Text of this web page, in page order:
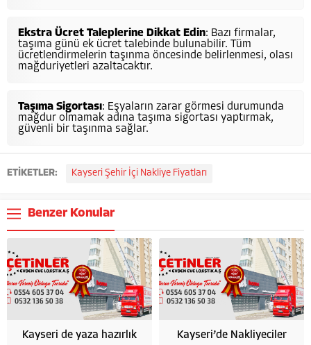
Ekstra Ücret Taleplerine Dikkat Edin: Bazı firmalar,
taşıma günü ek ücret talebinde bulunabilir. Tüm
ücretlendirmelerin taşınma öncesinde belirlenmesi, olası
mağduriyetleri azaltacaktır.
Taşıma Sigortası: Eşyaların zarar görmesi durumunda
mağdur olmamak adına taşıma sigortası yaptırmak,
güvenli bir taşınma sağlar.
ETİKETLER: Kayseri Şehir İçi Nakliye Fiyatları
Benzer Konular
Kayseri de yaza hazırlık
Kayseri’de Nakliyeciler